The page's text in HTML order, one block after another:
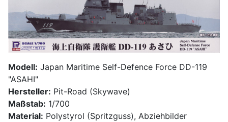
Modell: Japan Maritime Self-Defence Force DD-119
"ASAHI"
Hersteller: Pit-Road (Skywave)
Maßstab: 1/700
Material: Polystyrol (Spritzguss), Abziehbilder